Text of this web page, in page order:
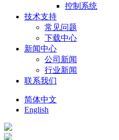
控制系统
技术支持
常见问题
下载中心
新闻中心
公司新闻
行业新闻
联系我们
简体中文
English